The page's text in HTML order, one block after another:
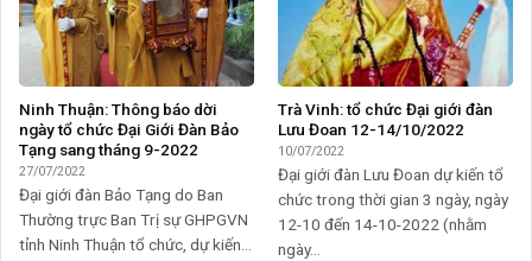
Ninh Thuận: Thông báo dời
ngày tổ chức Đại Giới Đàn Bảo
Tạng sang tháng 9-2022
27/07/2022
Đại giới đàn Bảo Tạng do Ban
Thường trực Ban Trị sự GHPGVN
tỉnh Ninh Thuận tổ chức, dự kiến...
Trà Vinh: tổ chức Đại giới đàn
Lưu Đoan 12-14/10/2022
10/07/2022
Đại giới đàn Lưu Đoan dự kiến tổ
chức trong thời gian 3 ngày, ngày
12-10 đến 14-10-2022 (nhằm
ngày...